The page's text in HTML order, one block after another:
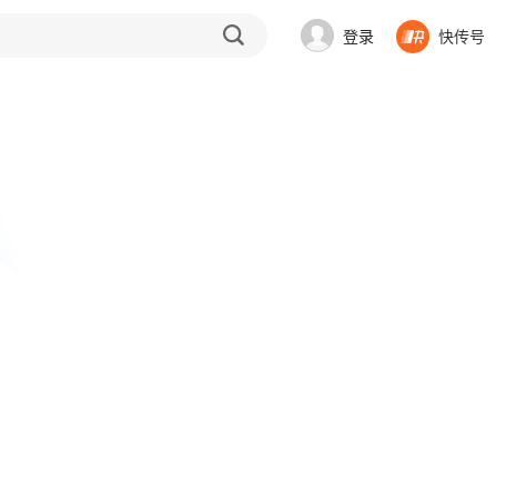
登录 快传号